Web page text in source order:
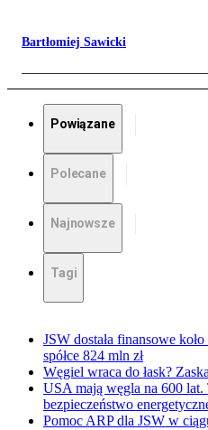
Bartłomiej Sawicki
Powiązane
Polecane
Najnowsze
Tagi
JSW dostała finansowe
spółce 824 mln zł
Węgiel wraca do łask?
USA mają węgla na 600
bezpieczeństwo
Pomoc ARP dla JSW w